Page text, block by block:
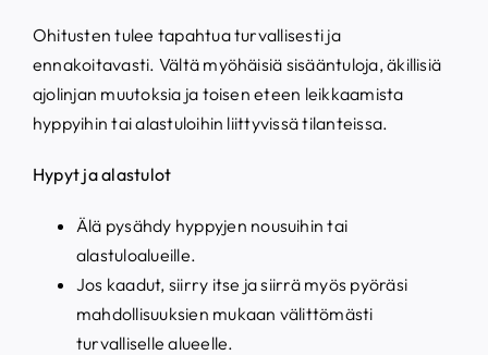
Ohitusten tulee tapahtua turvallisesti ja
ennakoitavasti. Vältä myöhäisiä sisääntuloja, äkillisiä
ajolinjan muutoksia ja toisen eteen leikkaamista
hyppyihin tai alastuloihin liittyvissä tilanteissa.
Hypyt ja alastulot
Älä pysähdy hyppyjen nousuihin tai
alastuloalueille.
Jos kaadut, siirry itse ja siirrä myös pyöräsi
mahdollisuuksien mukaan välittömästi
turvalliselle alueelle.